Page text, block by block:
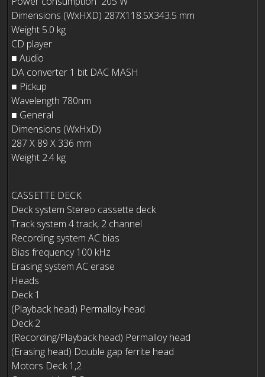
Dimensions (WxHXD) 287X118.5X343.5 mm
Weight 5.0 kg
CD player
■ Audio
DA converter 1 bit DAC MASH
■ Pickup
Wavelength 780nm
■ General
Dimensions (WxHxD)
287 X 89 X 336 mm
Weight 2.4 kg
CASSETTE DECK
Deck system Stereo cassette deck
Track system 4 track, 2 channel
Recording system AC bias
Bias frequency 100 kHz
Erasing system AC erase
Heads
Deck 1
(Playback head) Permalloy head
Deck 2
(Recording/Playback head) Permalloy head
(Erasing head) Double gap ferrite head
Motors Deck 1,2